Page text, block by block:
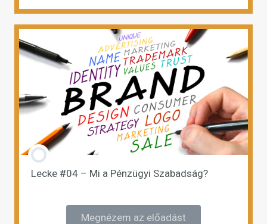
Lecke #04 – Mi a Pénzügyi Szabadság?
Megnézem az előadást